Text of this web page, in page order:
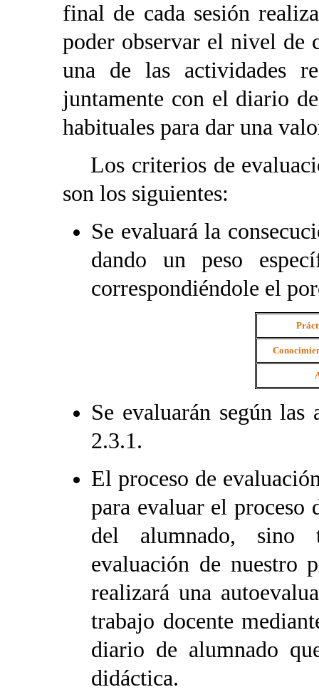
final de cada sesión
poder observar el nivel de
una de las actividades
juntamente con el diario
habituales para dar una
Los criterios de
son los siguientes:
Se evaluará la
dando un peso
correspondiéndole el
Se evaluarán según las
2.3.1.
El proceso de
para evaluar el proceso
del alumnado, sino
evaluación de nuestro
realizará una
trabajo docente
diario de alumnado
didáctica.